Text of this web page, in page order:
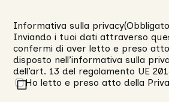
Informativa sulla privacy
Inviando i tuoi dati attraverso
confermi di aver letto e preso
disposto nell’informativa sulla
dell’art. 13 del regolamento UE
Ho letto e preso atto della